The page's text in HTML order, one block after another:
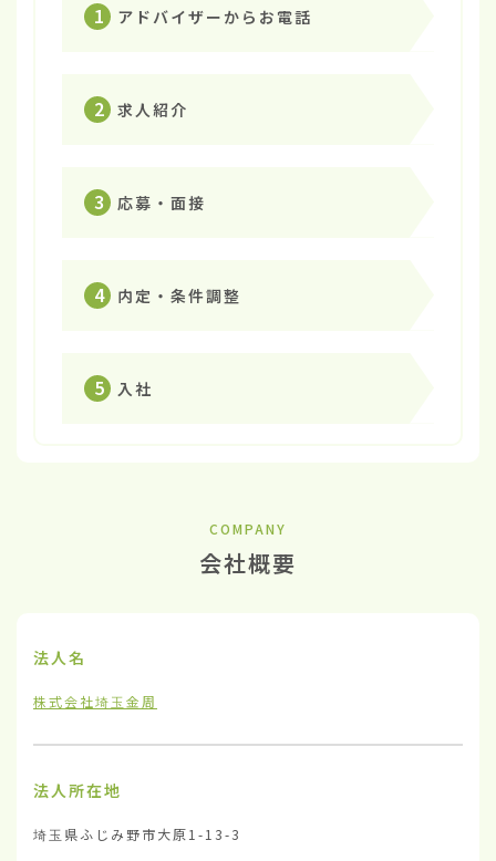
1 アドバイザーからお電話
2 求人紹介
3 応募・面接
4 内定・条件調整
5 入社
COMPANY
会社概要
法人名
株式会社埼玉金周
法人所在地
埼玉県ふじみ野市大原1-13-3